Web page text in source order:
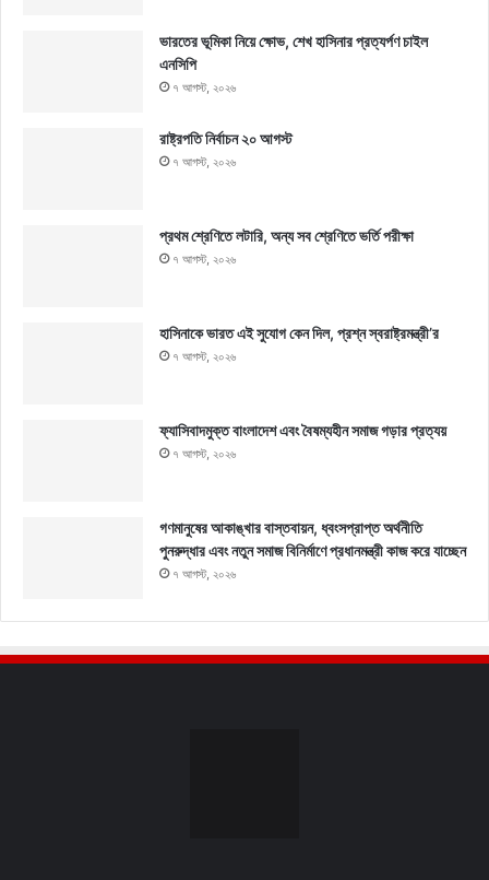
ভারতের ভূমিকা নিয়ে ক্ষোভ, শেখ হাসিনার প্রত্যর্পণ চাইল
এনসিপি
৭ আগস্ট, ২০২৬
রাষ্ট্রপতি নির্বাচন ২০ আগস্ট
৭ আগস্ট, ২০২৬
প্রথম শ্রেণিতে লটারি, অন্য সব শ্রেণিতে ভর্তি পরীক্ষা
৭ আগস্ট, ২০২৬
হাসিনাকে ভারত এই সুযোগ কেন দিল, প্রশ্ন স্বরাষ্ট্রমন্ত্রী’র
৭ আগস্ট, ২০২৬
ফ্যাসিবাদমুক্ত বাংলাদেশ এবং বৈষম্যহীন সমাজ গড়ার প্রত্যয়
৭ আগস্ট, ২০২৬
গণমানুষের আকাঙ্খার বাস্তবায়ন, ধ্বংসপ্রাপ্ত অর্থনীতি
পুনরুদ্ধার এবং নতুন সমাজ বিনির্মাণে প্রধানমন্ত্রী কাজ করে যাচ্ছেন
৭ আগস্ট, ২০২৬